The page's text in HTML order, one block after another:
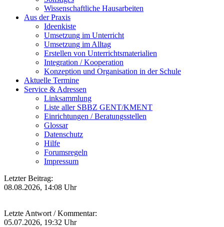
Wissenschaftliche Hausarbeiten
Aus der Praxis
Ideenkiste
Umsetzung im Unterricht
Umsetzung im Alltag
Erstellen von Unterrichtsmaterialien
Integration / Kooperation
Konzeption und Organisation in der Schule
Aktuelle Termine
Service & Adressen
Linksammlung
Liste aller SBBZ GENT/KMENT
Einrichtungen / Beratungsstellen
Glossar
Datenschutz
Hilfe
Forumsregeln
Impressum
Letzter Beitrag:
08.08.2026, 14:08 Uhr
Letzte Antwort / Kommentar:
05.07.2026, 19:32 Uhr